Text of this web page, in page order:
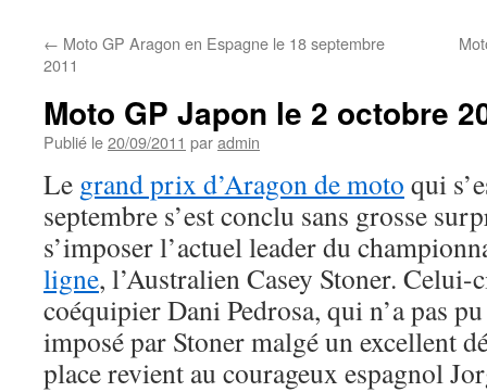
contenu
← Moto GP Aragon en Espagne le 18 septembre
2011
Moto GP Japon le 2 octobre
Publié le20/09/2011 paradmin
Le grand prix d’Aragon de moto qui
septembre s’est conclu sans grosse
s’imposer l’actuel leader du
ligne, l’Australien Casey Stoner. Celui-
coéquipier Dani Pedrosa, qui n’a pas
imposé par Stoner malgé un excellent
place revient au courageux espagnol